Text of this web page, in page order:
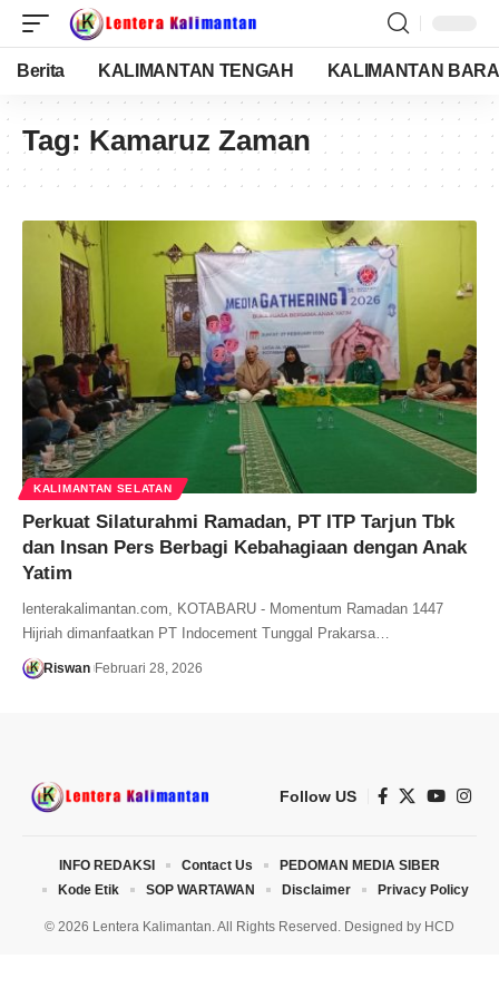
Berita KALIMANTAN TENGAH KALIMANTAN
Tag: Kamaruz Zaman
KALIMANTAN SELATAN
Perkuat Silaturahmi Ramadan, PT ITP Tarjun Tbk
dan Insan Pers Berbagi Kebahagiaan dengan Anak
Yatim
lenterakalimantan.com, KOTABARU - Momentum Ramadan 1447
Hijriah dimanfaatkan PT Indocement Tunggal Prakarsa…
Riswan Februari 28, 2026
Follow US
© 2026 Lentera Kalimantan. All Rights Reserved. Designed by HCD
INFO REDAKSI Contact Us
PEDOMAN MEDIA SIBER
Kode Etik
SOP WARTAWAN Disclaimer Privacy Policy